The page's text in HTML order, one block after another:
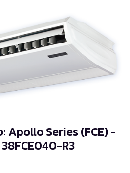
Apollo Series (FCE) -
R3